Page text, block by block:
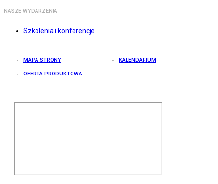
NASZE WYDARZENIA
Szkolenia i konferencje
MAPA STRONY KALENDARIUM
OFERTA PRODUKTOWA